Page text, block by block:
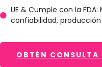
UE & Cumple con la
confiabilidad,
OBTÉN CONSULTA